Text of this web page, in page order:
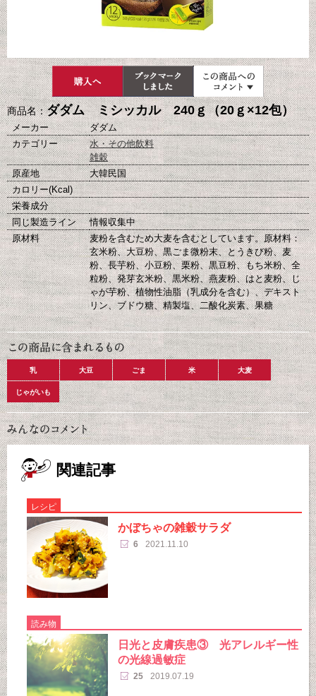
商品名：ダダム ミシッカル 240ｇ（20ｇ×12包）
メーカー
ダダム
カテゴリー
水・その他飲料
雑穀
原産地
大韓民国
カロリー(Kcal)
栄養成分
同じ製造ライン
情報収集中
原材料
麦粉を含むため大麦を含むとしています。原材料：
玄米粉、大豆粉、黒ごま微粉末、とうきび粉、麦
粉、長芋粉、小豆粉、栗粉、黒豆粉、もち米粉、全
粒粉、発芽玄米粉、黒米粉、燕麦粉、はと麦粉、じ
ゃが芋粉、植物性油脂（乳成分を含む）、デキスト
リン、ブドウ糖、精製塩、二酸化炭素、果糖
乳 大豆 ごま 米 大麦
じゃがいも
関連記事
レシピ
かぼちゃの雑穀サラダ
6 2021.11.10
読み物
日光と皮膚疾患③ 光アレルギー性
の光線過敏症
25 2019.07.19